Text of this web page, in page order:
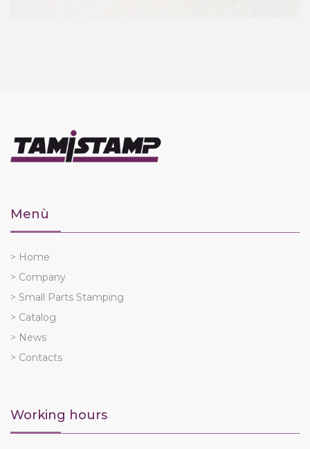
Menù
> Home
> Company
> Small Parts Stamping
> Catalog
> News
> Contacts
Working hours